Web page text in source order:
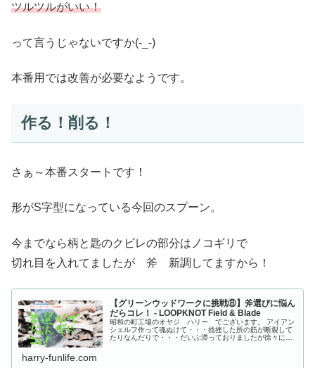
ツルツルがいい！
って言うじゃないですか(-_-)
本番用では改善が必要なようです。
作る！削る！
さぁ～本番スタートです！
形がS字型になっている今回のスプーン。
今までなら柄と匙のクビレの部分はノコギリで
切れ目を入れてましたが 斧 新調してますから！
【グリーンウッドワークに挑戦⑧】斧選びに悩ん
だらコレ！ - LOOPKNOT Field & Blade
昭和の町工場のオヤジ ハリー でございます。 アイアン
シェルフ作って魂ぬけて・・・捻挫した所の筋が断裂して
たりなんだりで・・・だいぶ滞っておりましたが徐々に始
harry-funlife.com